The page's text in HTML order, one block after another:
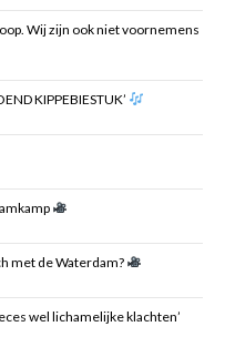
Wij zijn ook niet voornemens
KIPPEBIESTUK’
met de Waterdam?
wel lichamelijke klachten’